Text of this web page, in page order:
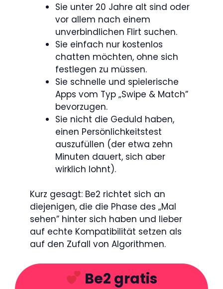
Sie unter 20 Jahre alt sind oder
vor allem nach einem
unverbindlichen Flirt suchen.
Sie einfach nur kostenlos
chatten möchten, ohne sich
festlegen zu müssen.
Sie schnelle und spielerische
Apps vom Typ „Swipe & Match”
bevorzugen.
Sie nicht die Geduld haben,
einen Persönlichkeitstest
auszufüllen (der etwa zehn
Minuten dauert, sich aber
wirklich lohnt).
Kurz gesagt: Be2 richtet sich an
diejenigen, die die Phase des „Mal
sehen” hinter sich haben und lieber
auf echte Kompatibilität setzen als
auf den Zufall von Algorithmen.
Be2 gratis